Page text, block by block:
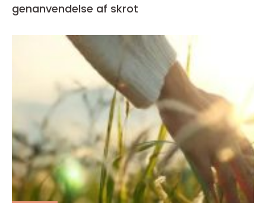
genanvendelse af skrot